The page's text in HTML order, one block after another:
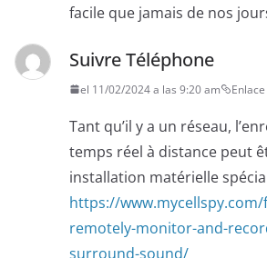
facile que jamais de nos
Suivre Téléphone
el 11/02/2024 a las 9:20 am
Tant qu’il y a un réseau,
temps réel à distance peut
installation matérielle
https://
remotely-monitor-and-
surround-sound/